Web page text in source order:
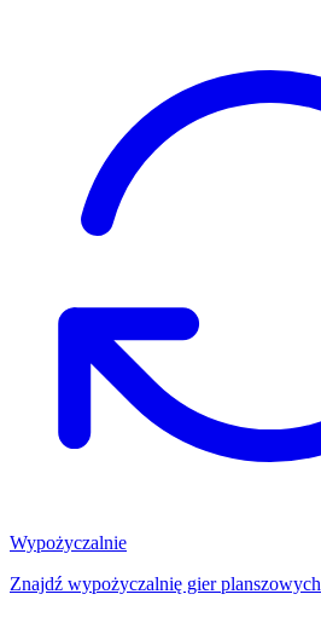
Wypożyczalnie
Znajdź wypożyczalnię gier planszowych